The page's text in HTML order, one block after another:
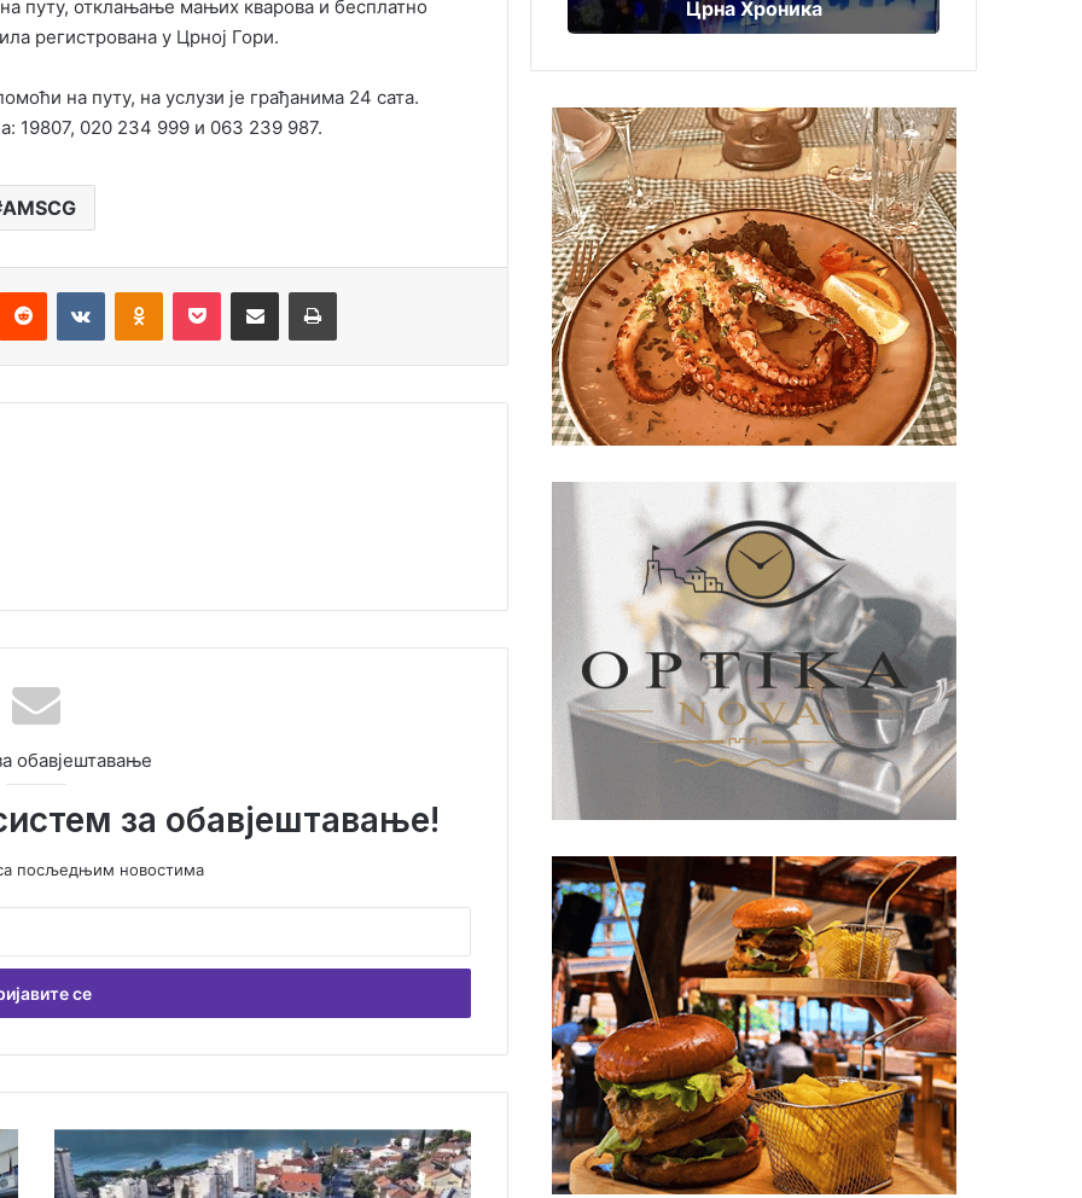
путу, отклањање мањих кварова и бесплатно
регистрована у Црној Гори.
на путу, на услузи је грађанима 24 сата.
19807, 020 234 999 и 063 239 987.
AMSCG
обавјештавање
за обавјештавање!
посљедњим новостима
е
д
Црна Хроника